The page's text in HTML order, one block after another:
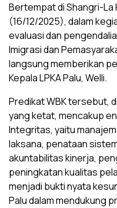
Bertempat di Shangri-La
(16/12/2025), dalam
evaluasi dan
Imigrasi dan
langsung memberikan
Kepala LPKA Palu, Welli.
Predikat WBK tersebut,
yang ketat, mencakup
Integritas, yaitu
laksana, penataan
akuntabilitas kinerja,
peningkatan kualitas
menjadi bukti nyata
Palu dalam mendukung